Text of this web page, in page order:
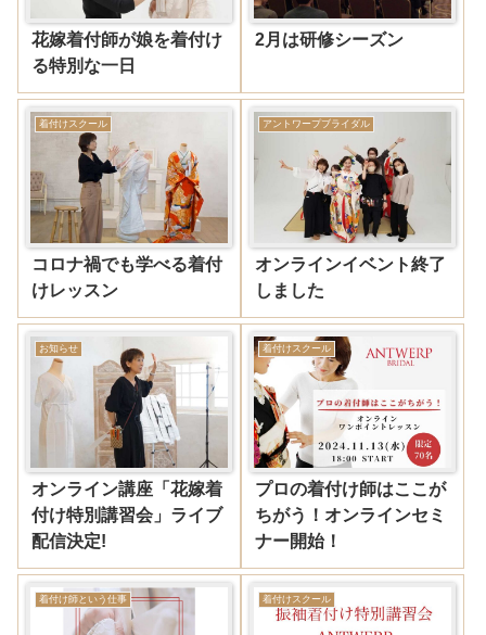
花嫁着付師が娘を着付け
る特別な一日
2月は研修シーズン
着付けスクール
コロナ禍でも学べる着付
けレッスン
アントワープブライダル
オンラインイベント終了
しました
お知らせ
オンライン講座「花嫁着
付け特別講習会」ライブ
配信決定!
着付けスクール
プロの着付け師はここが
ちがう！オンラインセミ
ナー開始！
着付け師という仕事 着付けスクール